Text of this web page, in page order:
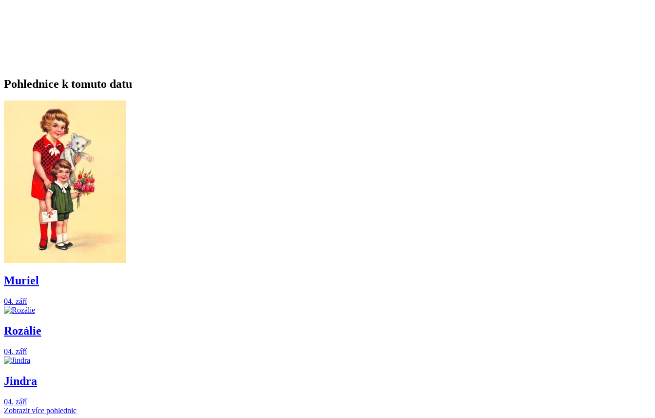
Pohlednice k tomuto datu
Muriel
04. září
Rozálie
04. září
Jindra
04. září
Zobrazit více pohlednic